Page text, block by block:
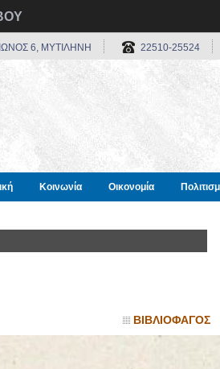
6, ΜΥΤΙΛΗΝΗ 22510-25524
Κοινωνία Οικονομία
ΒΙΒΛΙΟΦΑΓΟΣ